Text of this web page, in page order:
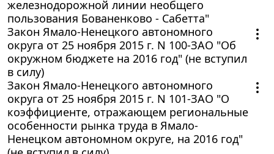
железнодорожной линии необщего
пользования Бованенково - Сабетта"
Закон Ямало-Ненецкого автономного
округа от 25 ноября 2015 г. N 100-ЗАО "Об
окружном бюджете на 2016 год" (не вступил
в силу)
Закон Ямало-Ненецкого автономного
округа от 25 ноября 2015 г. N 101-ЗАО "О
коэффициенте, отражающем региональные
особенности рынка труда в Ямало-
Ненецком автономном округе, на 2016 год"